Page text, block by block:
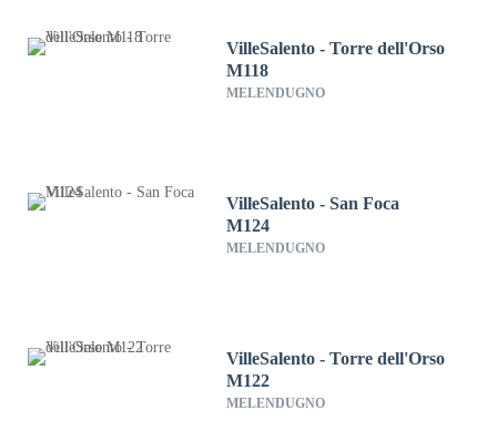
VilleSalento - Torre dell'Orso
M118
MELENDUGNO
VilleSalento - San Foca
M124
MELENDUGNO
VilleSalento - Torre dell'Orso
M122
MELENDUGNO